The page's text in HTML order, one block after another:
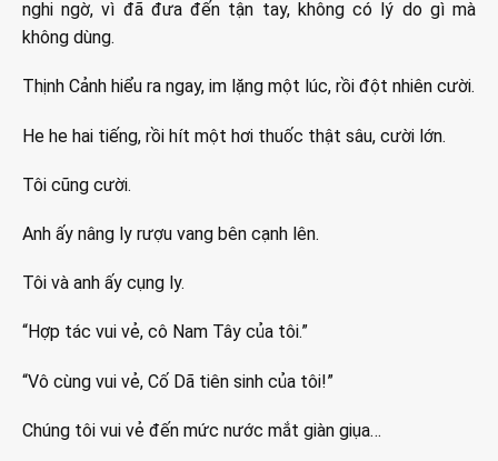
nghi ngờ, vì đã đưa đến tận tay, không có lý do gì mà
không dùng.
Thịnh Cảnh hiểu ra ngay, im lặng một lúc, rồi đột nhiên cười.
He he hai tiếng, rồi hít một hơi thuốc thật sâu, cười lớn.
Tôi cũng cười.
Anh ấy nâng ly rượu vang bên cạnh lên.
Tôi và anh ấy cụng ly.
“Hợp tác vui vẻ, cô Nam Tây của tôi.”
“Vô cùng vui vẻ, Cố Dã tiên sinh của tôi!”
Chúng tôi vui vẻ đến mức nước mắt giàn giụa…